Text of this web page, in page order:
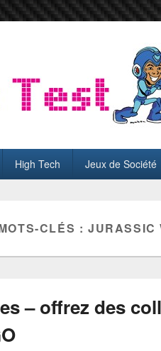
High Tech Jeux de Société
CLÉS :JURASSIC
– offrez des